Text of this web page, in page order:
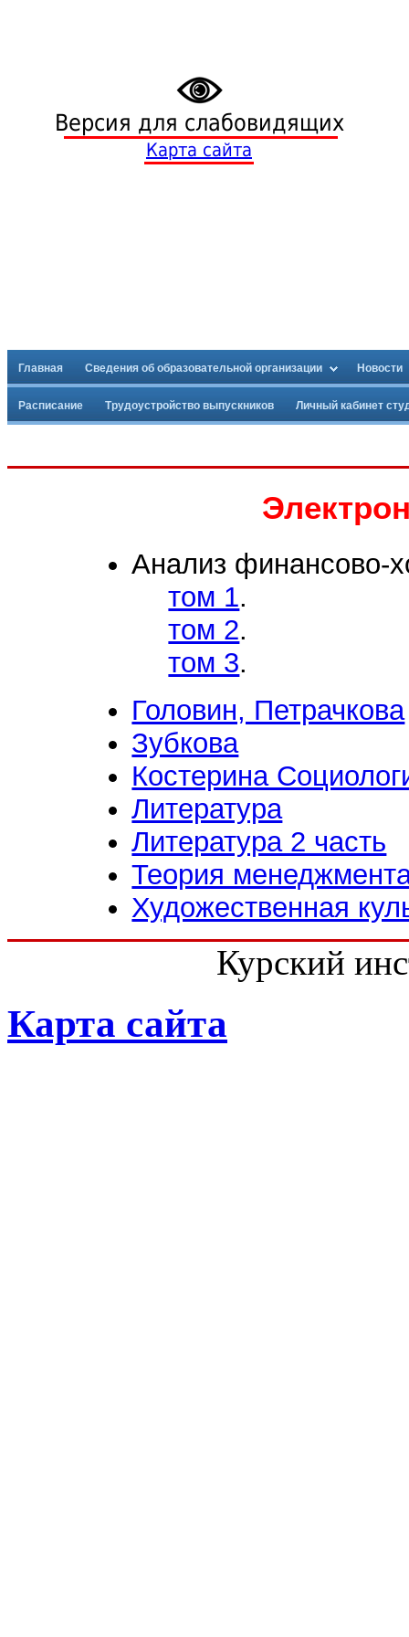
Версия для слабовидящих
Карта сайта
Главная Сведения об образовательной организации Новости
Расписание Трудоустройство выпускников Личный кабинет
Анализ финансово-
том 1.
том 2.
том 3.
Головин, Петрачкова
Зубкова
Костерина
Литература
Литература 2 часть
Теория
Художественная
Курский
Карта сайта